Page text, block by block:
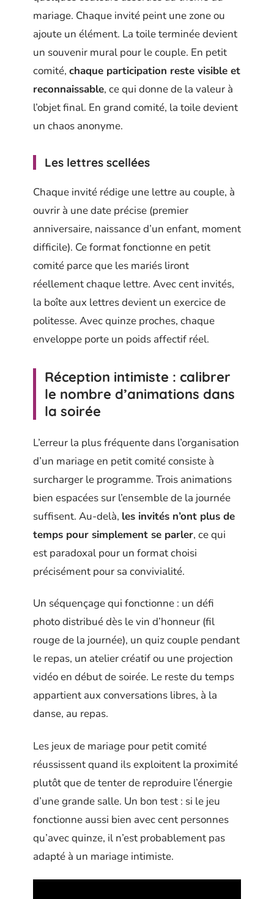
mariage. Chaque invité peint une zone ou
ajoute un élément. La toile terminée devient
un souvenir mural pour le couple. En petit
comité, chaque participation reste visible et
reconnaissable, ce qui donne de la valeur à
l’objet final. En grand comité, la toile devient
un chaos anonyme.
Les lettres scellées
Chaque invité rédige une lettre au couple, à
ouvrir à une date précise (premier
anniversaire, naissance d’un enfant, moment
difficile). Ce format fonctionne en petit
comité parce que les mariés liront
réellement chaque lettre. Avec cent invités,
la boîte aux lettres devient un exercice de
politesse. Avec quinze proches, chaque
enveloppe porte un poids affectif réel.
Réception intimiste : calibrer
le nombre d’animations dans
la soirée
L’erreur la plus fréquente dans l’organisation
d’un mariage en petit comité consiste à
surcharger le programme. Trois animations
bien espacées sur l’ensemble de la journée
suffisent. Au-delà, les invités n’ont plus de
temps pour simplement se parler, ce qui
est paradoxal pour un format choisi
précisément pour sa convivialité.
Un séquençage qui fonctionne : un défi
photo distribué dès le vin d’honneur (fil
rouge de la journée), un quiz couple pendant
le repas, un atelier créatif ou une projection
vidéo en début de soirée. Le reste du temps
appartient aux conversations libres, à la
danse, au repas.
Les jeux de mariage pour petit comité
réussissent quand ils exploitent la proximité
plutôt que de tenter de reproduire l’énergie
d’une grande salle. Un bon test : si le jeu
fonctionne aussi bien avec cent personnes
qu’avec quinze, il n’est probablement pas
adapté à un mariage intimiste.